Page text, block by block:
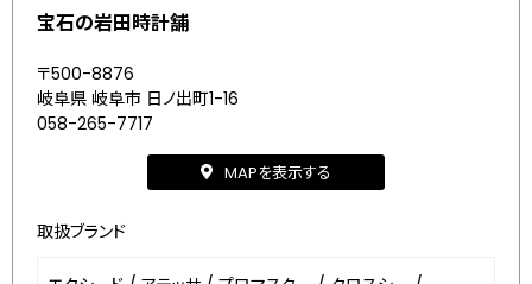
宝石の岩田時計舗
〒500-8876
岐阜県 岐阜市 日ノ出町1-16
058-265-7717
MAPを表示する
取扱ブランド